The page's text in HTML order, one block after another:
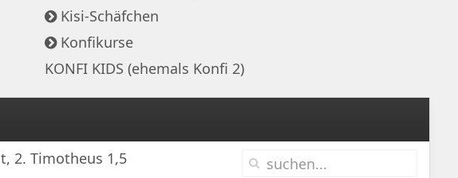
Kisi-Schäfchen
Konfikurse
KONFI KIDS (ehemals Konfi 2)
2. Timotheus 1,5